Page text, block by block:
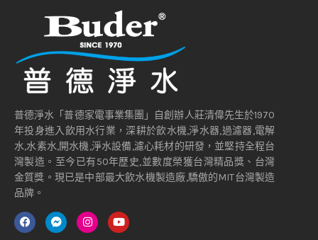
普德淨水「普德家電事業集團」自創辦人莊清偉先生於1970
年投身進入飲用水行業，深耕於飲水機,淨水器,過濾器,電解
水,水素水,開水機,淨水設備,濾心耗材的研發，並堅持全程台
灣製造。至今已有50年歷史,並數度榮獲台灣精品獎、台灣
金質獎。現已是中部最大飲水機製造廠,驕傲的MIT台灣製造
品牌。